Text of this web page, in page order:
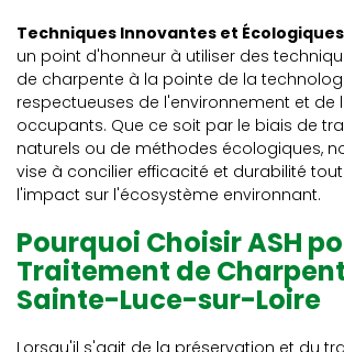
Techniques Innovantes et
un point d'honneur à utiliser des
de charpente à la pointe de la
respectueuses de l'environnement et de
occupants. Que ce soit par le biais de
naturels ou de méthodes écologiques,
vise à concilier efficacité et durabilité
l'impact sur l'écosystème environnant.
Pourquoi Choisir ASH
Traitement de
Sainte-Luce-sur-Loire
Lorsqu'il s'agit de la préservation et du